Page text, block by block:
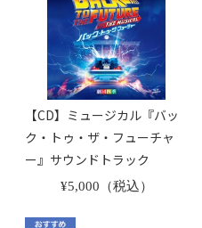
【CD】ミュージカル『バッ
ク・トゥ・ザ・フューチャ
ー』サウンドトラック
¥5,000（税込）